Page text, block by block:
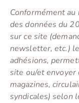
Conformément
des données du
sur ce site
newsletter, etc.)
adhésions,
site ou/et envoyer
magazines,
syndicales) selon